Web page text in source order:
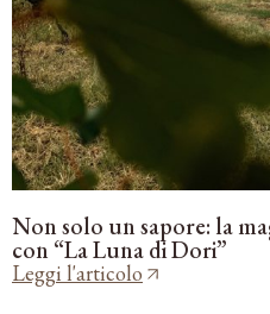
Non solo un sapore: la
con “La Luna di Dori”
Leggi l'articolo